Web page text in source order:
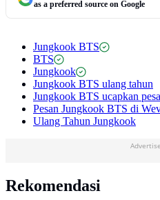
as a preferred source on Google
Jungkook BTS
BTS
Jungkook
Jungkook BTS ulang tahun
Jungkook BTS ucapkan
Pesan Jungkook BTS di
Ulang Tahun Jungkook
Rekomendasi